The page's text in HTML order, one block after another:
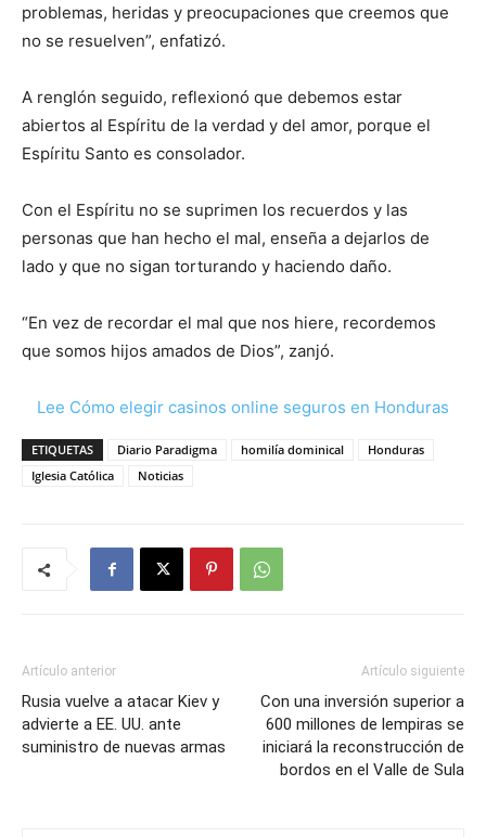
problemas, heridas y preocupaciones que creemos que
no se resuelven”, enfatizó.
A renglón seguido, reflexionó que debemos estar
abiertos al Espíritu de la verdad y del amor, porque el
Espíritu Santo es consolador.
Con el Espíritu no se suprimen los recuerdos y las
personas que han hecho el mal, enseña a dejarlos de
lado y que no sigan torturando y haciendo daño.
“En vez de recordar el mal que nos hiere, recordemos
que somos hijos amados de Dios”, zanjó.
Lee Cómo elegir casinos online seguros en Honduras
ETIQUETAS Diario Paradigma homilía dominical
Honduras
Iglesia Católica
Noticias
Artículo anterior
Rusia vuelve a atacar Kiev y
advierte a EE. UU. ante
suministro de nuevas armas
Artículo siguiente
Con una inversión superior a
600 millones de lempiras se
iniciará la reconstrucción de
bordos en el Valle de Sula